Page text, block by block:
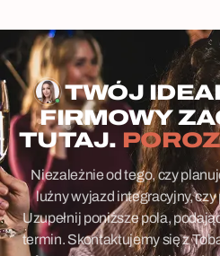
TWÓJ
FIRMOWY
TUTAJ.
Niezależnie od tego, czy
luźny wyjazd integracyjny,
Uzupełnij poniższe pola,
termin. Skontaktujemy się z